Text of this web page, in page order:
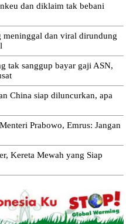
dan diklaim tak bebani
meninggal dan viral dirundung
tak sanggup bayar gaji ASN,
China siap diluncurkan, apa
Prabowo, Emrus: Jangan
Kereta Mewah yang Siap